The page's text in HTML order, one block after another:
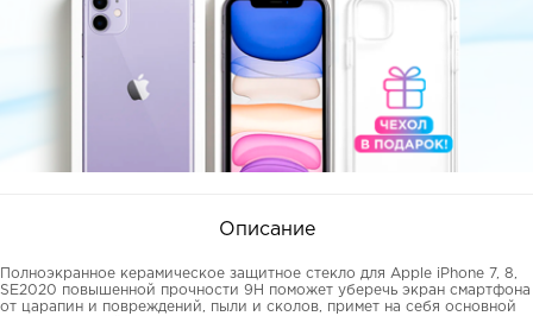
Описание
Полноэкранное керамическое защитное стекло для Apple iPhone 7, 8,
SE2020 повышенной прочности 9Н поможет уберечь экран смартфона
от царапин и повреждений, пыли и сколов, примет на себя основной